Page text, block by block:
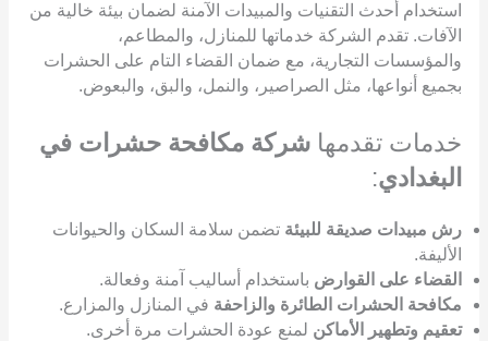
استخدام أحدث التقنيات والمبيدات الآمنة لضمان بيئة خالية من
الآفات. تقدم الشركة خدماتها للمنازل، والمطاعم،
والمؤسسات التجارية، مع ضمان القضاء التام على الحشرات
بجميع أنواعها، مثل الصراصير، والنمل، والبق، والبعوض.
خدمات تقدمها شركة مكافحة حشرات في
البغدادي:
رش مبيدات صديقة للبيئة تضمن سلامة السكان والحيوانات
الأليفة.
القضاء على القوارض باستخدام أساليب آمنة وفعالة.
مكافحة الحشرات الطائرة والزاحفة في المنازل والمزارع.
تعقيم وتطهير الأماكن لمنع عودة الحشرات مرة أخرى.